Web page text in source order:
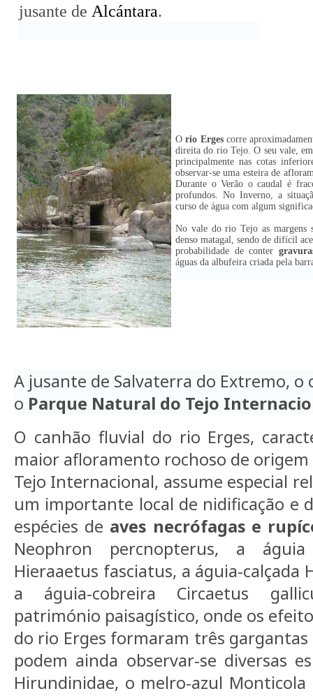
jusante de Alcántara.
Orio Ergescorre
direita do rio Tejo. O seu vale,
principalmente nas cotas
observar-se uma esteira de
Durante o Verão o caudal é
profundos. No Inverno, a
curso de água com algum
No vale do rio Tejo as margens
denso matagal, sendo de difícil
probabilidade de conter
águas da albufeira criada pela
A jusante de Salvaterra do Extremo, o
o Parque Natural do Tejo
O canhão fluvial do rio Erges,
maior afloramento rochoso de
Tejo Internacional, assume especial
um importante local de nidificação e
espécies de aves necrófagas e
Neophron percnopterus, a
Hieraaetus fasciatus, a águia-calçada
a águia-cobreira Circaetus
património paisagístico, onde os
do rio Erges formaram três
podem ainda observar-se diversas
Hirundinidae, o melro-azul